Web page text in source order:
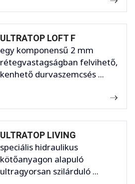
ULTRATOP LOFT F
egy komponensű 2 mm
rétegvastagságban felvihető,
kenhető durvaszemcsés ...
ULTRATOP LIVING
speciális hidraulikus
kötőanyagon alapuló
ultragyorsan szilárduló ...